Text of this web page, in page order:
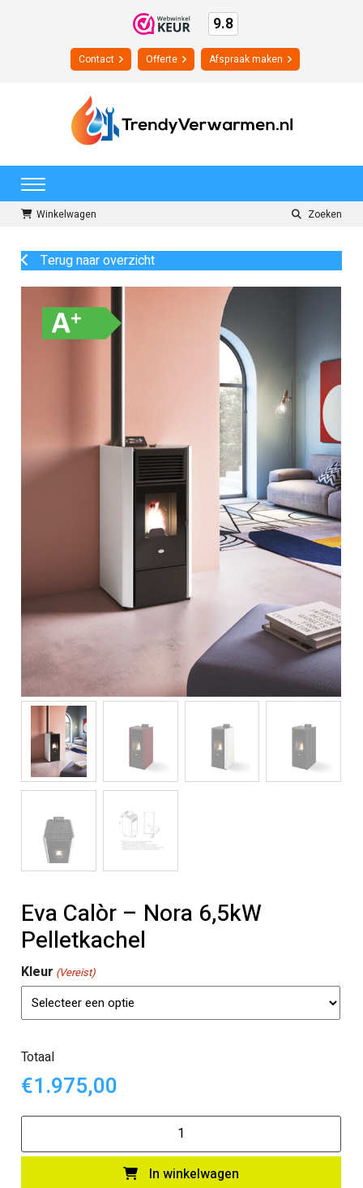
9.8
Contact Offerte Afspraak maken
Winkelwagen Zoeken
Terug naar overzicht
Eva Calòr – Nora 6,5kW
Pelletkachel
Kleur (Vereist)
Totaal
€1.975,00
Eva
In winkelwagen